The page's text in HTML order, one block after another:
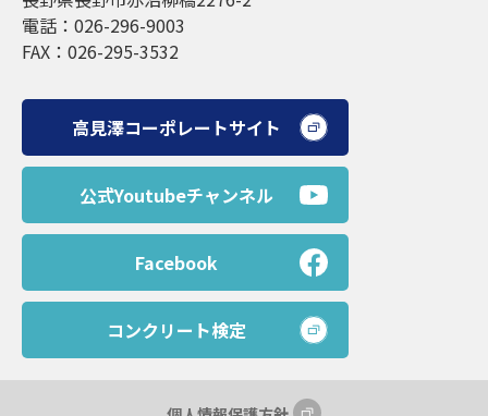
電話：026-296-9003
FAX：026-295-3532
高見澤コーポレートサイト
公式Youtubeチャンネル
Facebook
コンクリート検定